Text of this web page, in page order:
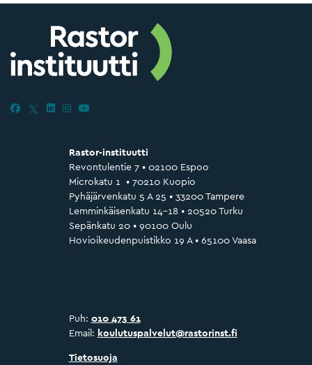
Rastor-instituutti
Revontulentie 7 • 02100 Espoo
Microkatu 1 • 70210 Kuopio
Pyhäjärvenkatu 5 A 25 • 33200 Tampere
Lemminkäisenkatu 14–18 • 20520 Turku
Sepänkatu 20 • 90100 Oulu
Hovioikeudenpuistikko 19 A • 65100 Vaasa
Puh: 010 473 61
Email: koulutuspalvelut@rastorinst.fi
Tietosuoja